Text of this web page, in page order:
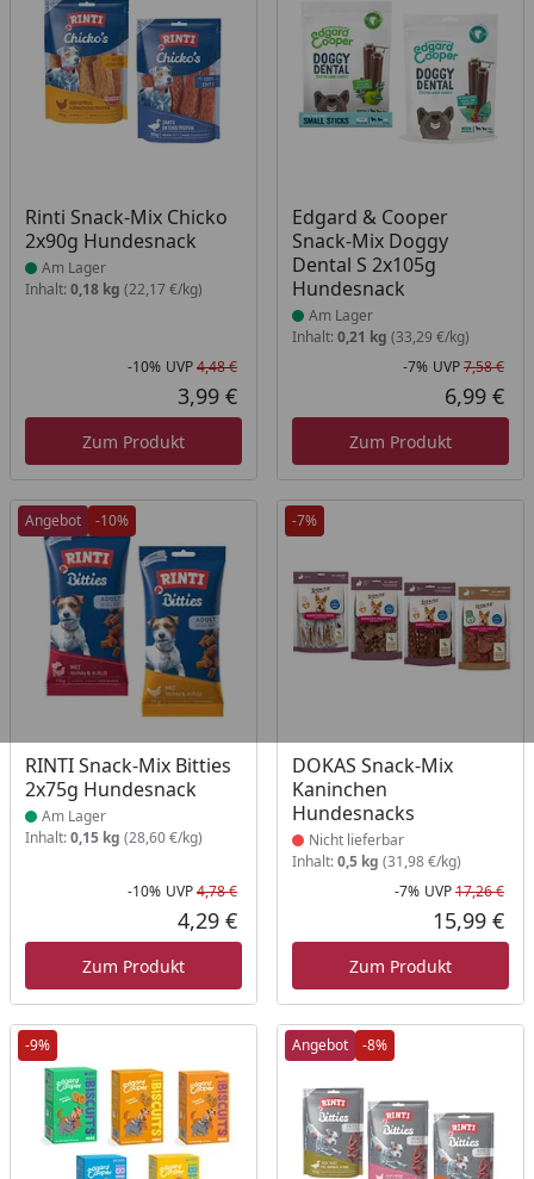
Rinti Snack-Mix Chicko
2x90g Hundesnack
Produkt am Lager
Am Lager
Inhalt: 0,18 kg (22,17 €/kg)
Rabatt in Prozent
-10%
Ursprünglicher Preis
UVP4,48 €
Aktueller Preis
3,99 €
Zum Produkt
Edgard & Cooper
Snack-Mix Doggy
Dental S 2x105g
Hundesnack
Produkt am Lager
Am Lager
Inhalt: 0,21 kg (33,29 €/kg)
-7% UVP7,58 €
6,99 €
Zum Produkt
Angebot -10%
RINTI Snack-Mix Bitties
2x75g Hundesnack
Produkt am Lager
Am Lager
Inhalt:0,15 kg (28,60 €/kg)
Rabatt in Prozent
-10%
Ursprünglicher Preis
UVP4,78 €
Aktueller Preis
4,29 €
Zum Produkt
-7%
DOKAS Snack-Mix
Kaninchen
Hundesnacks
Produkt nicht lieferbar
Nicht lieferbar
Inhalt:0,5 kg (31,98 €/kg)
-7% UVP17,26 €
15,99 €
Zum Produkt
-9% Angebot -8%